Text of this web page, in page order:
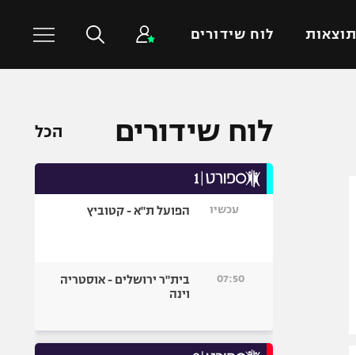
תוצאות לוח שידורים
כדורסל עולמי
כדורעף
ספורט אולימפי
היאבקות WWE
לוח שידורים הכל
עכשיו הפועל ת"א - קטוביץ
07:50
בית"ר ירושלים - אוסטריה
וינה